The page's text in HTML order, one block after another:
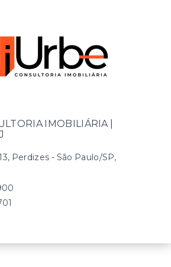
IMOBILIÁRIA |
Perdizes - São Paulo/SP,